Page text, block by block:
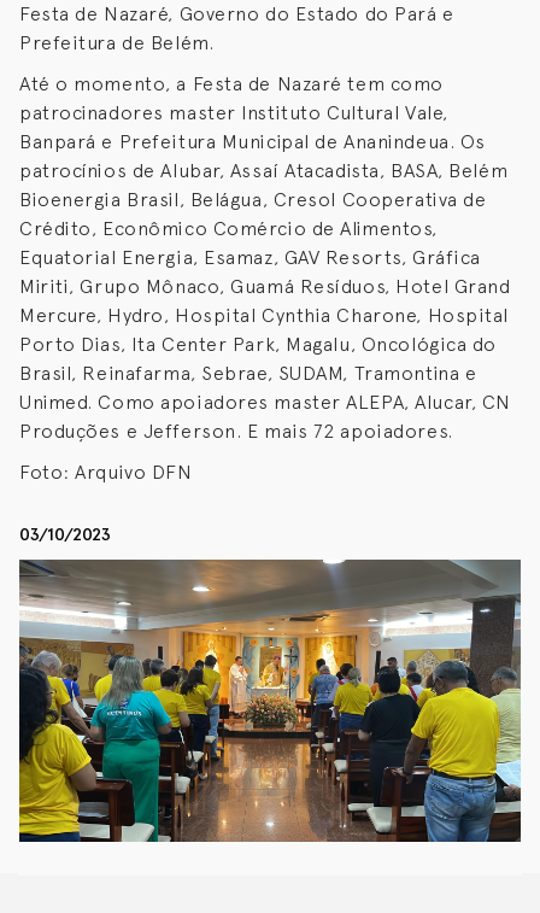
Festa de Nazaré, Governo do Estado do Pará e
Prefeitura de Belém.
Até o momento, a Festa de Nazaré tem como
patrocinadores master Instituto Cultural Vale,
Banpará e Prefeitura Municipal de Ananindeua. Os
patrocínios de Alubar, Assaí Atacadista, BASA, Belém
Bioenergia Brasil, Belágua, Cresol Cooperativa de
Crédito, Econômico Comércio de Alimentos,
Equatorial Energia, Esamaz, GAV Resorts, Gráfica
Miriti, Grupo Mônaco, Guamá Resíduos, Hotel Grand
Mercure, Hydro, Hospital Cynthia Charone, Hospital
Porto Dias, Ita Center Park, Magalu, Oncológica do
Brasil, Reinafarma, Sebrae, SUDAM, Tramontina e
Unimed. Como apoiadores master ALEPA, Alucar, CN
Produções e Jefferson. E mais 72 apoiadores.
Foto: Arquivo DFN
03/10/2023